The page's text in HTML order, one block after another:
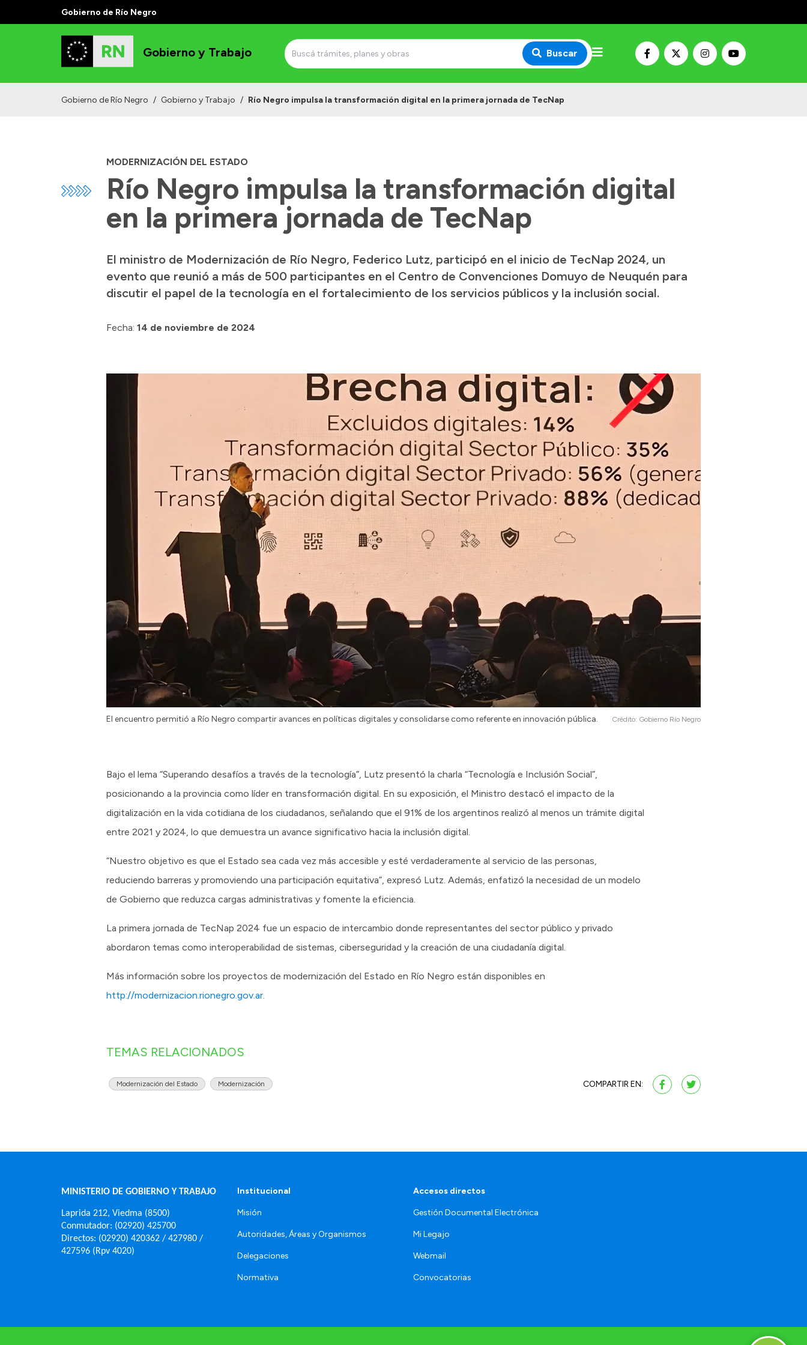
Gobierno de Río Negro
Gobierno y Trabajo Buscar
Gobierno de Río Negro / Gobierno y Trabajo / Río Negro impulsa la transformación digital en la primera jornada de TecNap
MODERNIZACIÓN DEL ESTADO
Río Negro impulsa la transformación digital
en la primera jornada de TecNap
El ministro de Modernización de Río Negro, Federico Lutz, participó en el inicio de TecNap 2024, un
evento que reunió a más de 500 participantes en el Centro de Convenciones Domuyo de Neuquén para
discutir el papel de la tecnología en el fortalecimiento de los servicios públicos y la inclusión social.
Fecha: 14 de noviembre de 2024
El encuentro permitió a Río Negro compartir avances en políticas digitales y consolidarse como referente en innovación pública. Crédito: Gobierno Río Negro
Bajo el lema “Superando desafíos a través de la tecnología”, Lutz presentó la charla “Tecnología e Inclusión Social”,
posicionando a la provincia como líder en transformación digital. En su exposición, el Ministro destacó el impacto de la
digitalización en la vida cotidiana de los ciudadanos, señalando que el 91% de los argentinos realizó al menos un trámite digital
entre 2021 y 2024, lo que demuestra un avance significativo hacia la inclusión digital.
“Nuestro objetivo es que el Estado sea cada vez más accesible y esté verdaderamente al servicio de las personas,
reduciendo barreras y promoviendo una participación equitativa”, expresó Lutz. Además, enfatizó la necesidad de un modelo
de Gobierno que reduzca cargas administrativas y fomente la eficiencia.
La primera jornada de TecNap 2024 fue un espacio de intercambio donde representantes del sector público y privado
abordaron temas como interoperabilidad de sistemas, ciberseguridad y la creación de una ciudadanía digital.
Más información sobre los proyectos de modernización del Estado en Río Negro están disponibles en
http://modernizacion.rionegro.gov.ar.
TEMAS RELACIONADOS
Modernización del Estado Modernización COMPARTIR EN:
MINISTERIO DE GOBIERNO Y TRABAJO
Laprida 212, Viedma (8500)
Conmutador: (02920) 425700
Directos: (02920) 420362 / 427980 /
427596 (Rpv 4020)
Institucional
Misión
Autoridades, Áreas y Organismos
Delegaciones
Normativa
Accesos directos
Gestión Documental Electrónica
Mi Legajo
Webmail
Convocatorias